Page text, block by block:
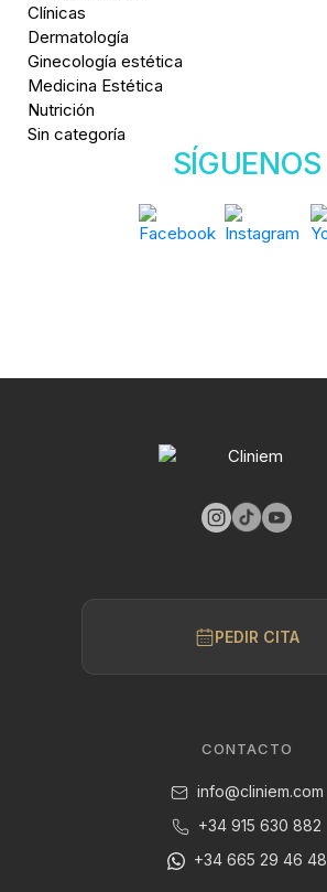
Clínicas
Dermatología
Ginecología estética
Medicina Estética
Nutrición
Sin categoría
SÍGUENOS
PEDIR CITA
CONTACTO
info@cliniem.com
+34 915 630 882
+34 665 29 46 48